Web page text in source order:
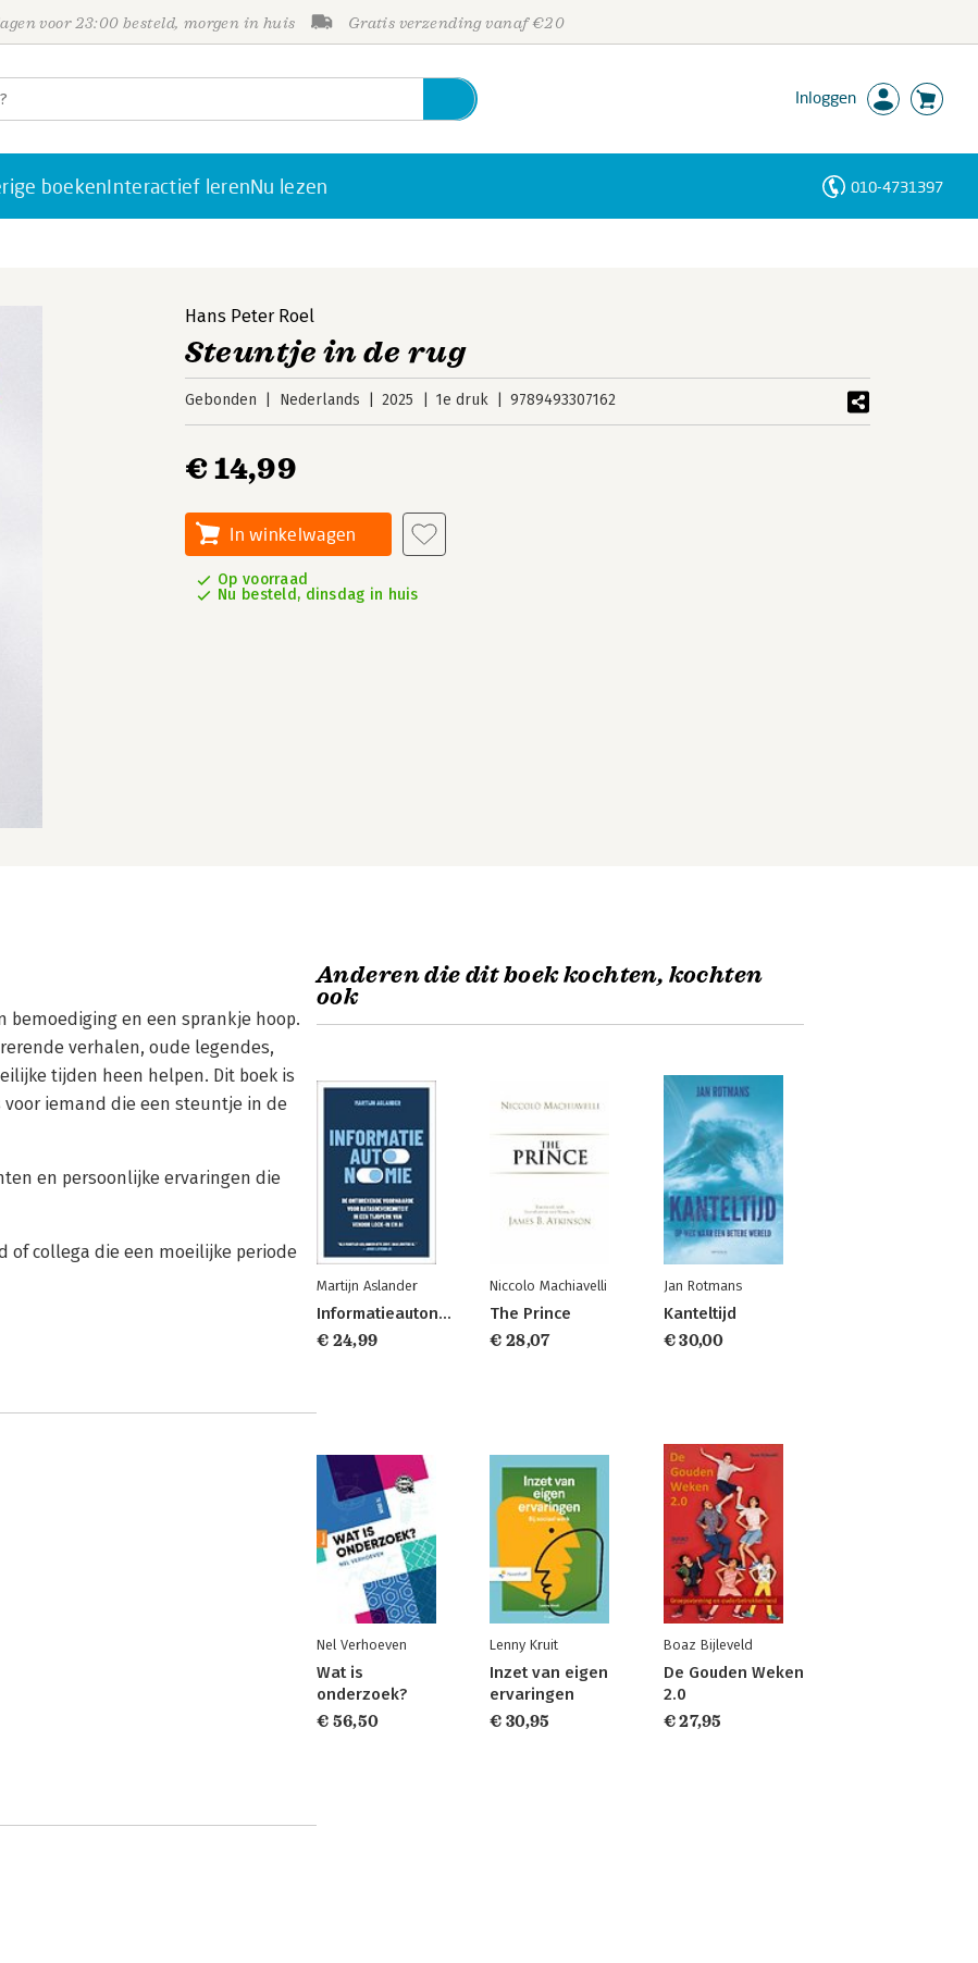
voor 23:00 besteld, morgen in huis Gratis verzending vanaf €20
Inloggen
boekenInteractief lerenNu lezen 010-4731397
Hans Peter Roel
Steuntje in de rug
Gebonden Nederlands 2025 1e druk 9789493307162
€ 14,99
In winkelwagen
Op voorraad
Nu besteld, dinsdag in huis
bemoediging en een sprankje hoop.
verhalen, oude legendes,
tijden heen helpen. Dit boek is
iemand die een steuntje in de
en persoonlijke ervaringen die
of collega die een moeilijke periode
Anderen die dit boek kochten, kochten
ook
Martijn Aslander
Informatieautonomie
€ 24,99
Niccolo Machiavelli
The Prince
€ 28,07
Jan Rotmans
Kanteltijd
€ 30,00
Nel Verhoeven
Wat is
onderzoek?
€ 56,50
Lenny Kruit
Inzet van eigen
ervaringen
€ 30,95
Boaz Bijleveld
De Gouden Weken
2.0
€ 27,95
Personen